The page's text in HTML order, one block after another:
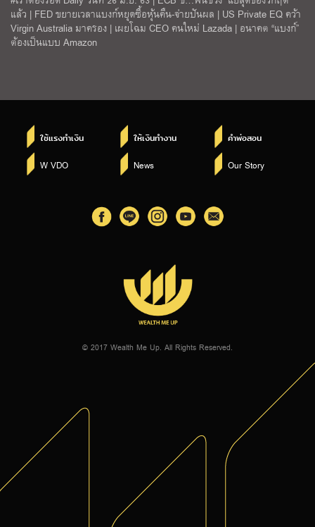
แล้ว | FED ขยายเวลาแบงก์หยุดซื้อหุ้นคืน-จ่ายปันผล | US Private EQ คว้า
Virgin Australia มาครอง | เผยโฉม CEO คนใหม่ Lazada | อนาคต “แบงก์”
ต้องเป็นแบบ Amazon
ใช้แรงทำเงิน ให้เงินทำงาน คำพ่อสอน
W VDO News Our Story
© 2017 Wealth Me Up. All Rights Reserved.